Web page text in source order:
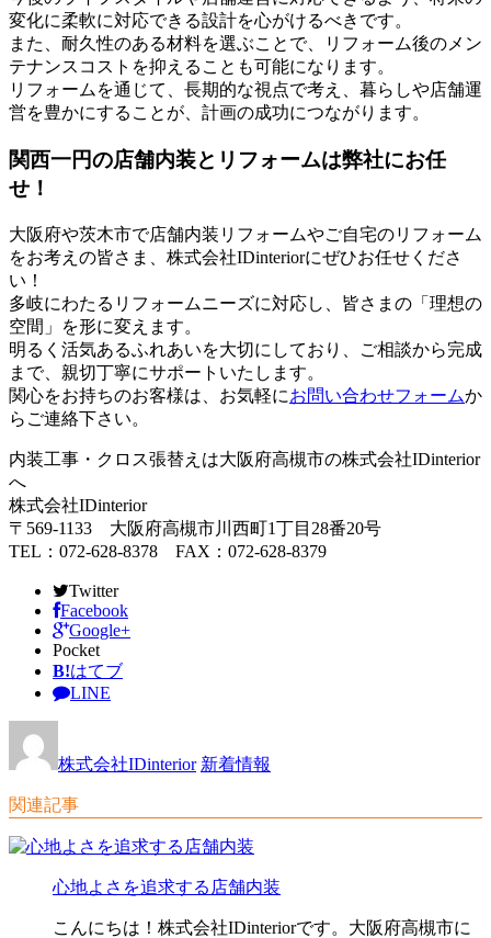
変化に柔軟に対応できる設計を心がけるべきです。
また、耐久性のある材料を選ぶことで、リフォーム後のメン
テナンスコストを抑えることも可能になります。
リフォームを通じて、長期的な視点で考え、暮らしや店舗運
営を豊かにすることが、計画の成功につながります。
関西一円の店舗内装とリフォームは弊社にお任
せ！
大阪府や茨木市で店舗内装リフォームやご自宅のリフォーム
をお考えの皆さま、株式会社IDinteriorにぜひお任せくださ
い！
多岐にわたるリフォームニーズに対応し、皆さまの「理想の
空間」を形に変えます。
明るく活気あるふれあいを大切にしており、ご相談から完成
まで、親切丁寧にサポートいたします。
関心をお持ちのお客様は、お気軽にお問い合わせフォームか
らご連絡下さい。
内装工事・クロス張替えは大阪府高槻市の株式会社IDinterior
へ
株式会社IDinterior
〒569-1133 大阪府高槻市川西町1丁目28番20号
TEL：072-628-8378 FAX：072-628-8379
Twitter
Facebook
Google+
Pocket
B!はてブ
LINE
株式会社IDinterior 新着情報
関連記事
心地よさを追求する店舗内装
こんにちは！株式会社IDinteriorです。大阪府高槻市に